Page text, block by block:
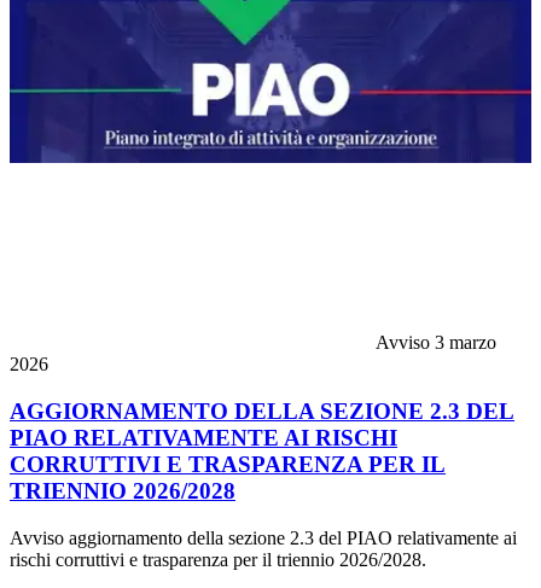
Avviso 3 marzo
2026
AGGIORNAMENTO DELLA SEZIONE 2.3 DEL
PIAO RELATIVAMENTE AI RISCHI
CORRUTTIVI E TRASPARENZA PER IL
TRIENNIO 2026/2028
Avviso aggiornamento della sezione 2.3 del PIAO relativamente ai
rischi corruttivi e trasparenza per il triennio 2026/2028.